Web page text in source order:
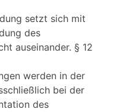
setzt sich mit
des
auseinander. § 12
werden in der
bei der
des